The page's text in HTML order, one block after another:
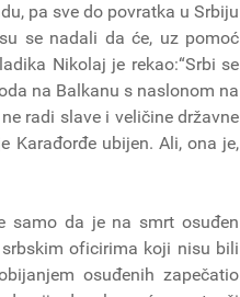
pa sve do povratka u Srbiju
se nadali da će, uz pomoć
Nikolaj je rekao:“Srbi se
na Balkanu s naslonom na
radi slave i veličine državne
Karađorđe ubijen. Ali, ona je,
samo da je na smrt osuđen
oficirima koji nisu bili
osuđenih zapečatio